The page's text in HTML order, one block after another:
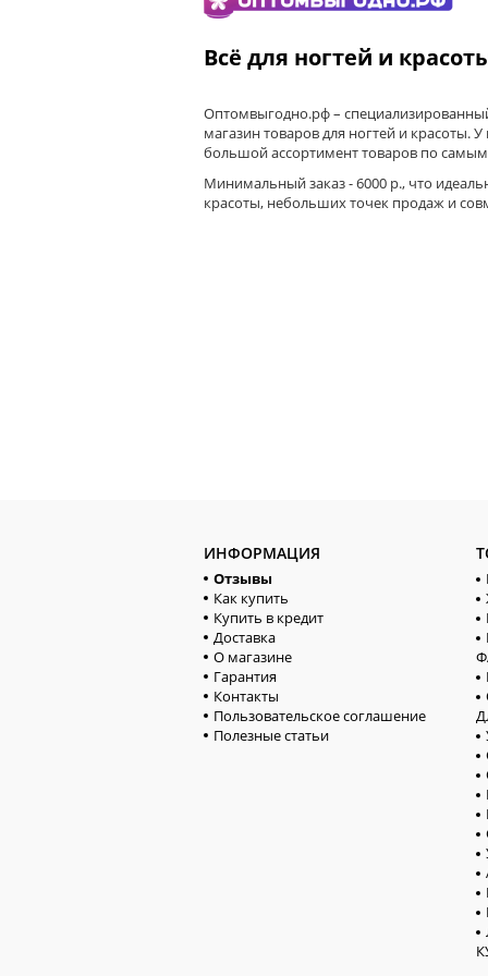
Всё для ногтей и
Оптомвыгодно.рф –
магазин товаров для ногтей и красоты. У
большой ассортимент товаров по
Минимальный заказ - 6000 р., что
красоты, небольших точек продаж и
ИНФОРМАЦИЯ
Отзывы
Как купить
Купить в кредит
Доставка
О магазине
Гарантия
Контакты
Пользовательское соглашение
Полезные статьи